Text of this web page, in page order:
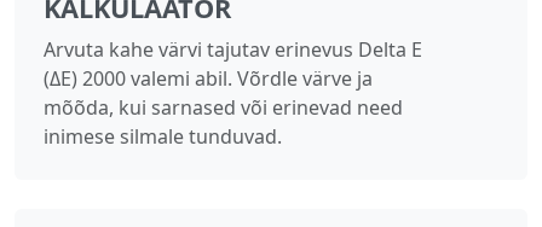
KALKULAATOR
Arvuta kahe värvi tajutav erinevus Delta E
(ΔE) 2000 valemi abil. Võrdle värve ja
mõõda, kui sarnased või erinevad need
inimese silmale tunduvad.